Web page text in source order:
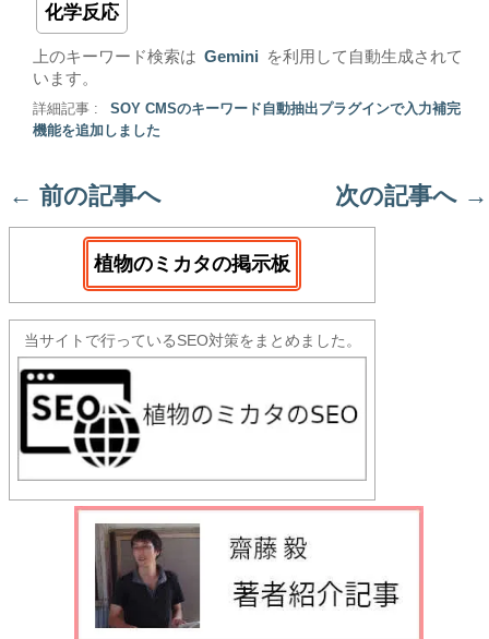
化学反応
上のキーワード検索は Gemini
を利用して自動生成されて
います。
詳細記事 :
SOY CMSのキーワード自動抽出プラグインで入力補完
機能を追加しました
← 前の記事へ 次の記事へ →
植物のミカタの掲示板
当サイトで行っているSEO対策をまとめました。